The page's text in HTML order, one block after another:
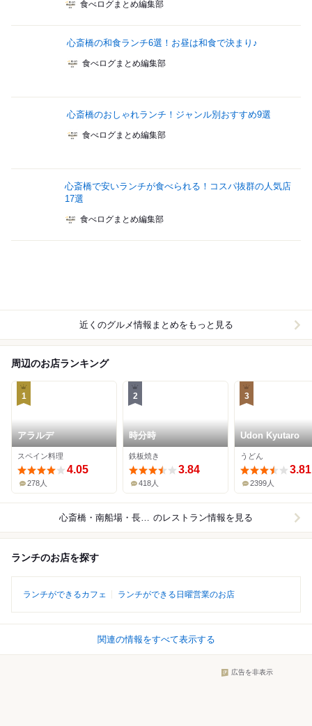
食べログまとめ編集部
心斎橋の和食ランチ6選！お昼は和食で決まり♪
食べログまとめ編集部
心斎橋のおしゃれランチ！ジャンル別おすすめ9選
食べログまとめ編集部
心斎橋で安いランチが食べられる！コスパ抜群の人気店
17選
食べログまとめ編集部
近くのグルメ情報まとめをもっと見る
周辺のお店ランキング
1
アラルデ
スペイン料理
4.05
278人
2
時分時
鉄板焼き
3.84
418人
3
Udon Kyutaro
うどん
3.81
2399人
心斎橋・南船場・長堀橋 のレストラン情報を見る
ランチのお店を探す
ランチができるカフェ ランチができる日曜営業のお店
関連の情報をすべて表示する
広告を非表示